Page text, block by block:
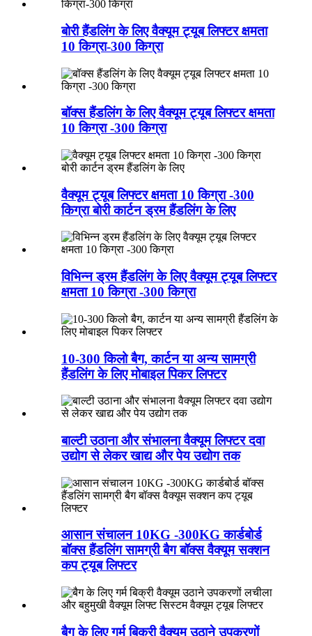
बोरी हैंडलिंग के लिए वैक्यूम ट्यूब लिफ्टर क्षमता
10 किग्रा-300 किग्रा
बॉक्स हैंडलिंग के लिए वैक्यूम ट्यूब लिफ्टर क्षमता
10 किग्रा -300 किग्रा
वैक्यूम ट्यूब लिफ्टर क्षमता 10 किग्रा -300
किग्रा बोरी कार्टन ड्रम हैंडलिंग के लिए
विभिन्न ड्रम हैंडलिंग के लिए वैक्यूम ट्यूब लिफ्टर
क्षमता 10 किग्रा -300 किग्रा
10-300 किलो बैग, कार्टन या अन्य सामग्री
हैंडलिंग के लिए मोबाइल पिकर लिफ्टर
बाल्टी उठाना और संभालना वैक्यूम लिफ्टर दवा
उद्योग से लेकर खाद्य और पेय उद्योग तक
आसान संचालन 10KG -300KG कार्डबोर्ड
बॉक्स हैंडलिंग सामग्री बैग बॉक्स वैक्यूम सक्शन
कप ट्यूब लिफ्टर
बैग के लिए गर्म बिक्री वैक्यूम उठाने उपकरणों